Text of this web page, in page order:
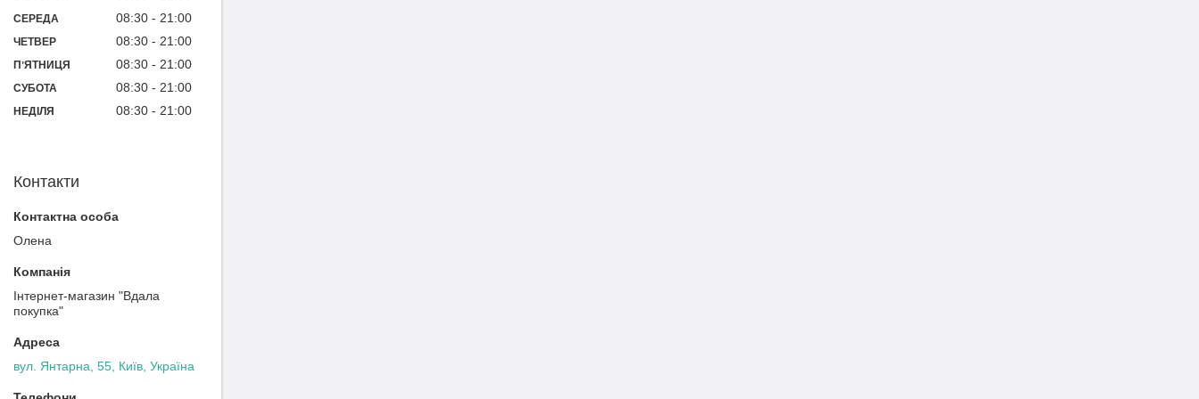
СЕРЕДА 08:30 21:00
ЧЕТВЕР 08:30 21:00
ПʼЯТНИЦЯ 08:30 21:00
СУБОТА 08:30 21:00
НЕДІЛЯ 08:30 21:00
Контакти
Олена
Інтернет-магазин "Вдала
покупка"
вул. Янтарна, 55, Київ, Україна